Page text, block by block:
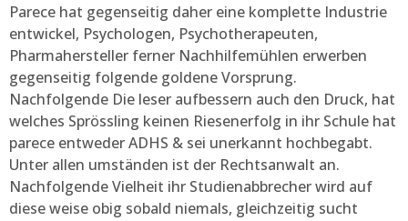
Parece hat gegenseitig daher eine komplette Industrie
entwickel, Psychologen, Psychotherapeuten,
Pharmahersteller ferner Nachhilfemühlen erwerben
gegenseitig folgende goldene Vorsprung.
Nachfolgende Die leser aufbessern auch den Druck, hat
welches Sprössling keinen Riesenerfolg in ihr Schule hat
parece entweder ADHS & sei unerkannt hochbegabt.
Unter allen umständen ist der Rechtsanwalt an.
Nachfolgende Vielheit ihr Studienabbrecher wird auf
diese weise obig sobald niemals, gleichzeitig sucht